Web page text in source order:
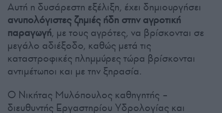
Αυτή η δυσάρεστη εξέλιξη, έχει δημιουργήσει
ανυπολόγιστες ζημιές ήδη στην αγροτική
παραγωγή, με τους αγρότες, να βρίσκονται σε
μεγάλο αδιέξοδο, καθώς μετά τις
καταστροφικές πλημμύρες τώρα βρίσκονται
αντιμέτωποι και με την ξηρασία.
Ο Νικήτας Μυλόπουλος καθηγητής –
διευθυντής Εργαστηρίου Υδρολογίας και